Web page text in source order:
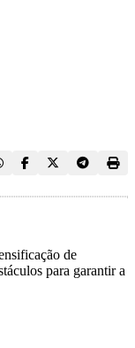
de
para garantir a